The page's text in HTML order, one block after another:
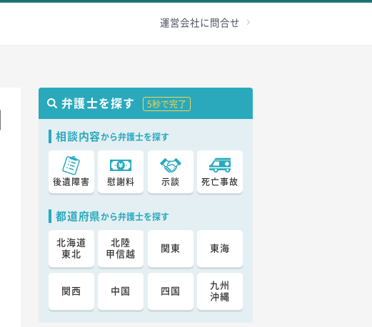
運営会社に問合せ
弁護士を探す 5秒で完了
相談内容から弁護士を探す
後遺障害 慰謝料 示談 死亡事故
都道府県から弁護士を探す
北海道
東北
北陸
甲信越
関東 東海
関西 中国 四国
九州
沖縄